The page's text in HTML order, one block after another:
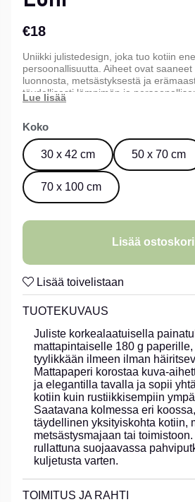
€18
Uniikki julistedesign, joka tuo kotiin
persoonallisuutta. Aiheet ovat
luonnosta, metsästyksestä ja
täydellisesti lämpimän ja
luomiseen kotiin, mökille tai
Koko
30 x 42 cm 50 x 70 cm
70 x 100 cm
Lisää
Lisää toivelistaan
TUOTEKUVAUS
Juliste korkealaatuisella
mattapintaiselle 180 g
tyylikkään ilmeen ilman
Mattapaperi korostaa kuva-
ja elegantilla tavalla ja sopii
kotiin kuin rustiikkisempiin
Saatavana kolmessa eri
täydellinen yksityiskohta kotiin,
metsästysmajaan tai
rullattuna suojaavassa
kuljetusta varten.
TOIMITUS JA RAHTI